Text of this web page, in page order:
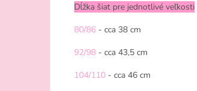
Dĺžka šiat pre jednotlivé veľkosti
80/86 - cca 38 cm
92/98 - cca 43,5 cm
104/110 - cca 46 cm